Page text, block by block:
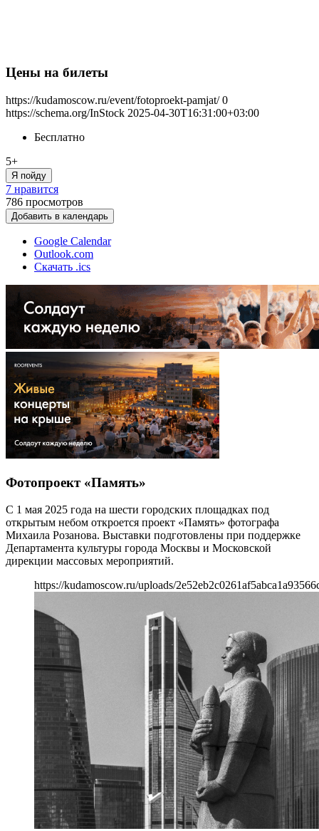
Цены на билеты
https://kudamoscow.ru/event/fotoproekt-pamjat/ 0
https://schema.org/InStock 2025-04-30T16:31:00+03:00
Бесплатно
5+
Я пойду
7 нравится
786 просмотров
Добавить в календарь
Google Calendar
Outlook.com
Скачать .ics
Фотопроект «Память»
С 1 мая 2025 года на шести городских площадках под
открытым небом откроется проект «Память» фотографа
Михаила Розанова. Выставки подготовлены при поддержке
Департамента культуры города Москвы и Московской
дирекции массовых мероприятий.
https://kudamoscow.ru/uploads/